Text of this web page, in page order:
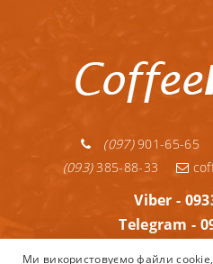
(097)901-65-65
(093)385-88-33
Viber -
Telegram -
Ми використовуємо файли